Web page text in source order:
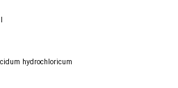
hydrochloricum